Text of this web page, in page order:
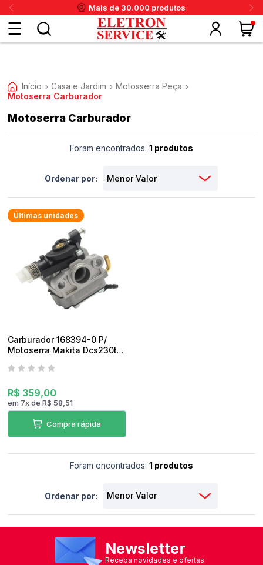
Mais de 30.000 produtos
Meus
PanexKrupsTaiffFaetDanevaEletrolux
Início › Casa e Jardim › Motosserra Peça ›
Motoserra Carburador
Motoserra Carburador
Foram encontrados: 1 produtos
Ordenar por:
Últimas unidades
Carburador 168394-0 P/
Motoserra Makita Dcs230t
R$ 359,00
em 7xdeR$ 58,51
Compra rápida
Foram encontrados: 1 produtos
Ordenar por:
Newsletter
Receba novidades e ofertas